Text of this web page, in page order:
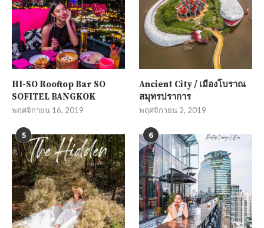
HI-SO Rooftop Bar SO
SOFITEL BANGKOK
พฤศจิกายน 16, 2019
Ancient City / เมืองโบราณ
สมุทรปราการ
พฤศจิกายน 2, 2019
5 6